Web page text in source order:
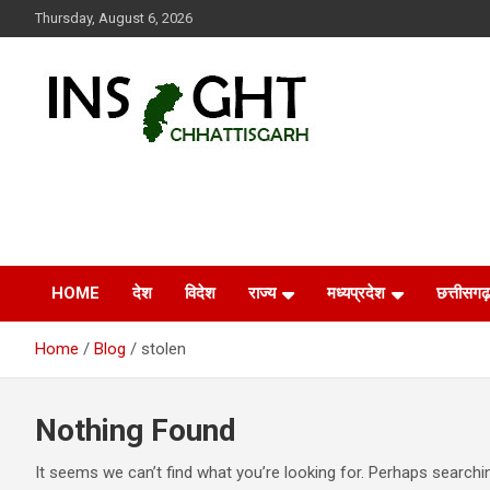
to
Thursday, August 6, 2026
HOME देश विदेश राज्य मध्यप्रदेश छत्तीसगढ़
Home Blog stolen
Nothing Found
It seems we can’t find what you’re looking for. Perhaps